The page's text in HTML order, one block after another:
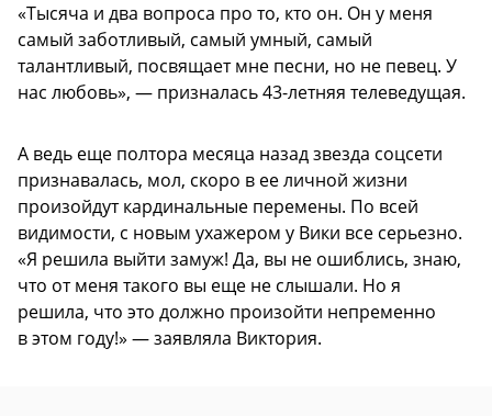
«Тысяча и два вопроса про то, кто он. Он у меня
самый заботливый, самый умный, самый
талантливый, посвящает мне песни, но не певец. У
нас любовь», — призналась 43-летняя телеведущая.
А ведь еще полтора месяца назад звезда соцсети
признавалась, мол, скоро в ее личной жизни
произойдут кардинальные перемены. По всей
видимости, с новым ухажером у Вики все серьезно.
«Я решила выйти замуж! Да, вы не ошиблись, знаю,
что от меня такого вы еще не слышали. Но я
решила, что это должно произойти непременно
в этом году!» — заявляла Виктория.